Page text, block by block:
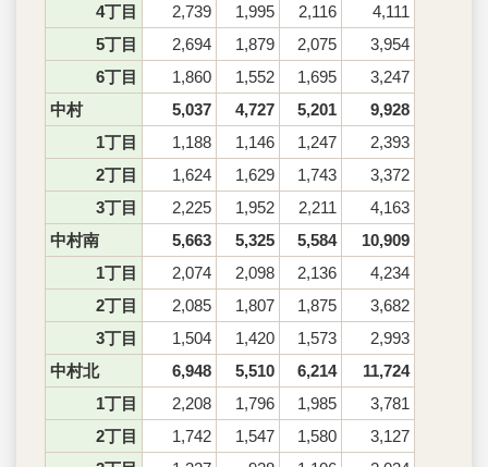
4丁目
2,739 1,995 2,116
4,111
5丁目
2,694 1,879 2,075
3,954
6丁目
1,860 1,552 1,695
3,247
中村
5,037 4,727 5,201
9,928
1丁目
1,188 1,146 1,247
2,393
2丁目
1,624 1,629 1,743
3,372
3丁目
2,225 1,952 2,211
4,163
中村南
5,663 5,325 5,584
10,909
1丁目
2,074 2,098 2,136
4,234
2丁目
2,085 1,807 1,875
3,682
3丁目
1,504 1,420 1,573
2,993
中村北
6,948 5,510 6,214
11,724
1丁目
2,208 1,796 1,985
3,781
2丁目
1,742 1,547 1,580
3,127